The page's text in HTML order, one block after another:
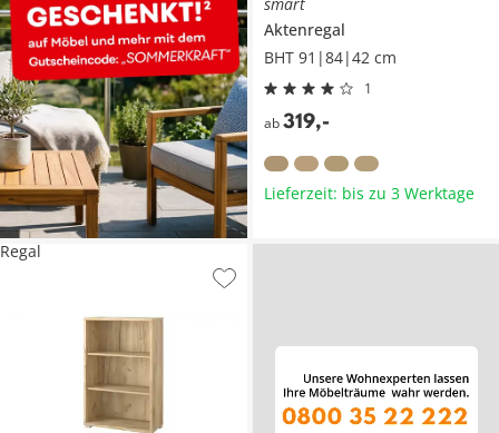
smart
Aktenregal
BHT 91|84|42 cm
1
ab 319,-
Lieferzeit: bis zu 3 Werktage
Regal